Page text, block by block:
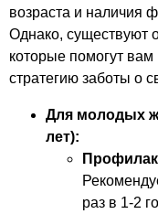
возраста и наличия
Однако, существуют
которые помогут
стратегию заботы о
Для молодых
лет):
раз в 1-2